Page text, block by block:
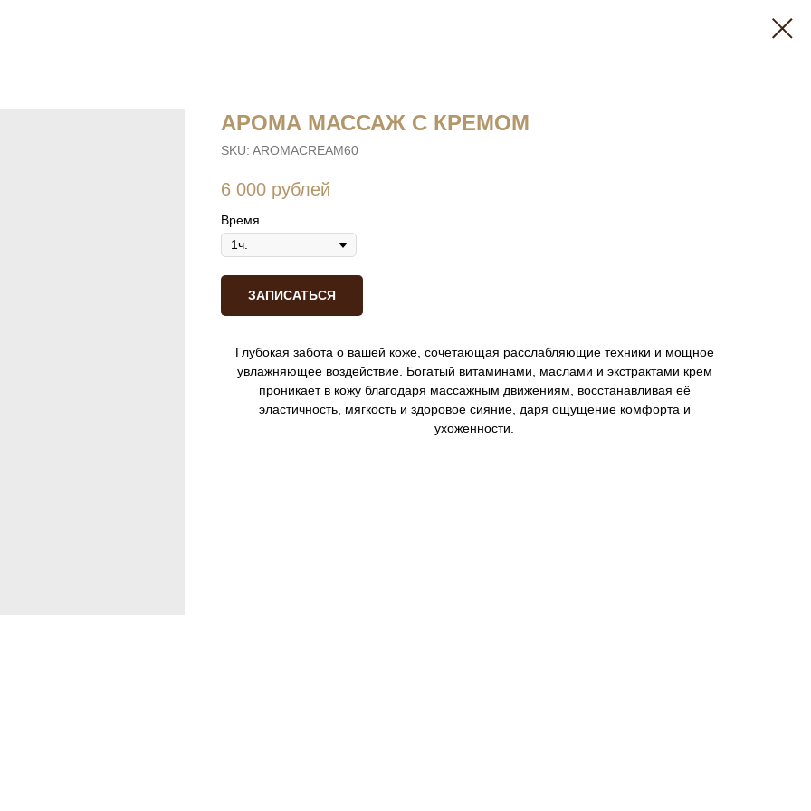
АРОМА МАССАЖ С КРЕМОМ
SKU: AROMACREAM60
6 000 рублей
Время
ЗАПИСАТЬСЯ
Глубокая забота о вашей коже, сочетающая расслабляющие техники и мощное
увлажняющее воздействие. Богатый витаминами, маслами и экстрактами крем
проникает в кожу благодаря массажным движениям, восстанавливая её
эластичность, мягкость и здоровое сияние, даря ощущение комфорта и
ухоженности.